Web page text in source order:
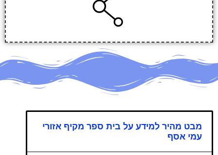
מבט מהיר למידע על בית ספר מקיף אזורי
עמי אסף